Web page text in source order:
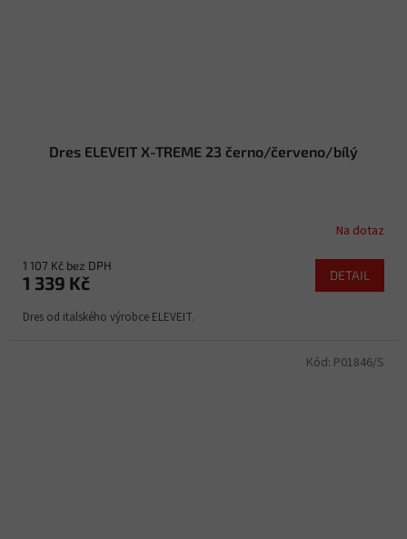
Dres ELEVEIT X-TREME 23 černo/červeno/bílý
Na dotaz
1 107 Kč bez DPH
1 339 Kč DETAIL
Dres od italského výrobce ELEVEIT.
Kód: P01846/S